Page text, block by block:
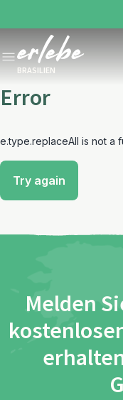
BRASILIEN
Error
e.type.replaceAll is not a
Try again
Melden